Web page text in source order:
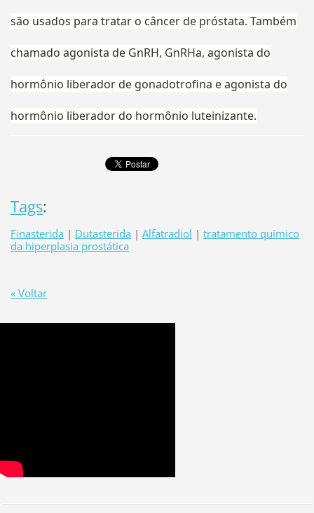
são usados ​​para tratar o câncer de próstata. Também
chamado agonista de GnRH, GnRHa, agonista do
hormônio liberador de gonadotrofina e agonista do
hormônio liberador do hormônio luteinizante.
Tags:
Finasterida | Dutasterida | Alfatradiol | tratamento químico
da hiperplasia prostática
« Voltar